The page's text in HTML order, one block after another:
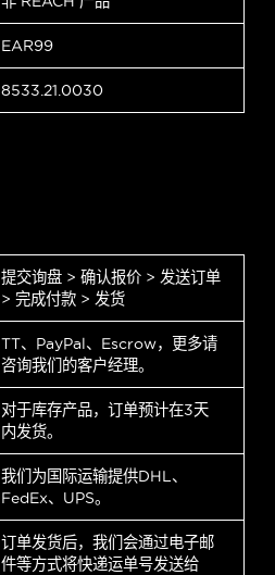
EAR99
8533.21.0030
提交询盘 > 确认报价 > 发送订单
> 完成付款 > 发货
TT、PayPal、Escrow，更多请
咨询我们的客户经理。
对于库存产品，订单预计在3天
内发货。
我们为国际运输提供DHL、
FedEx、UPS。
订单发货后，我们会通过电子邮
件等方式将快递运单号发送给